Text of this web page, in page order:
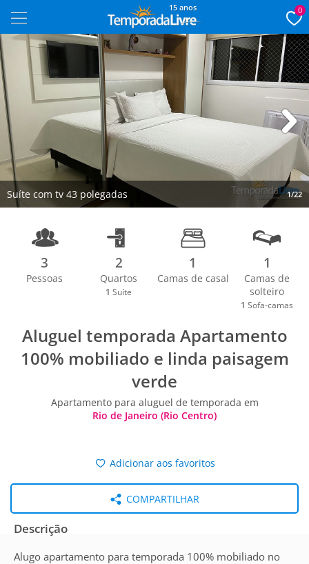
15 anos 0
Suíte com tv 43 polegadas 1/22
Next
3
Pessoas
2
Quartos
1 Suíte
1
Camas de casal
1
Camas de
solteiro
1 Sofa-camas
Aluguel temporada Apartamento
100% mobiliado e linda paisagem
verde
Apartamento para aluguel de temporada em
Rio de Janeiro (Rio Centro)
Adicionar aos favoritos
COMPARTILHAR
Descrição
Alugo apartamento para temporada 100% mobiliado no